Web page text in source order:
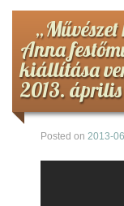
Hozzászólások
Hírek
Képek
Anna
kiállítása
2013. április
Posted on 2013-